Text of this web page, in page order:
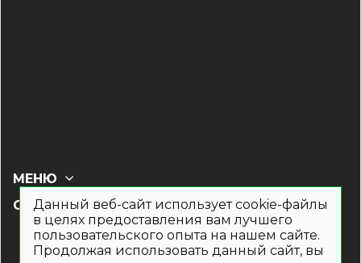
СОЦ СЕТИ
МЕНЮ
Данный веб-сайт использует cookie-файлы
в целях предоставления вам лучшего
пользовательского опыта на нашем сайте.
Продолжая использовать данный сайт, вы